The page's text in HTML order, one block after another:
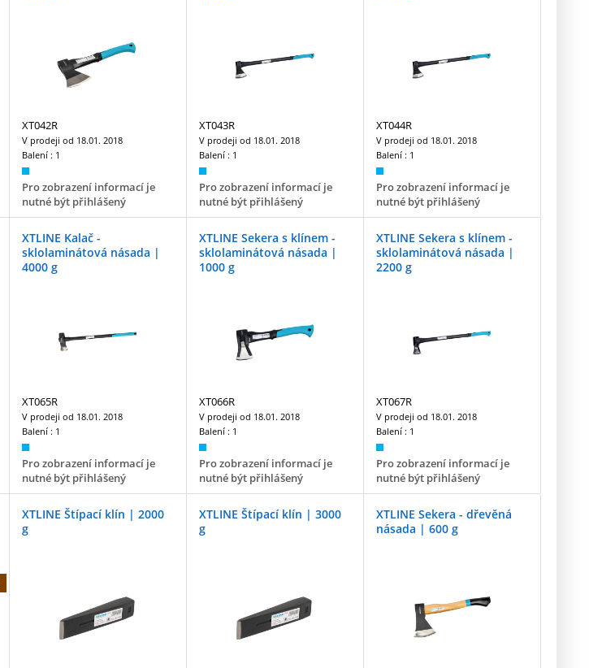
XT042R
V prodeji od 18.01. 2018
Balení : 1
Pro zobrazení informací je
nutné být přihlášený
XT043R
V prodeji od 18.01. 2018
Balení : 1
Pro zobrazení informací je
nutné být přihlášený
XT044R
V prodeji od 18.01. 2018
Balení : 1
Pro zobrazení informací je
nutné být přihlášený
XTLINE Kalač -
sklolaminátová násada |
4000 g
XT065R
V prodeji od 18.01. 2018
Balení : 1
Pro zobrazení informací je
nutné být přihlášený
XTLINE Sekera s klínem -
sklolaminátová násada |
1000 g
XT066R
V prodeji od 18.01. 2018
Balení : 1
Pro zobrazení informací je
nutné být přihlášený
XTLINE Sekera s klínem -
sklolaminátová násada |
2200 g
XT067R
V prodeji od 18.01. 2018
Balení : 1
Pro zobrazení informací je
nutné být přihlášený
XTLINE Štípací klín | 2000
g
XTLINE Štípací klín | 3000
g
XTLINE Sekera - dřevěná
násada | 600 g